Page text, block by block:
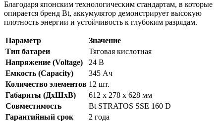
Благодаря японским технологическим стандартам, в которые
опирается бренд Bt, аккумулятор демонстрирует высокую
плотность энергии и устойчивость к глубоким разрядам.
Параметр
Значение
Тип батареи
Тяговая кислотная
Напряжение (Voltage)
24 В
Емкость (Capacity)
345 Ач
Количество элементов 12 шт.
Габариты (ДхШхВ)
612 x 278 x 628 мм
Совместимость
Bt STRATOS SSE 160 D
Гарантийный срок
2 года